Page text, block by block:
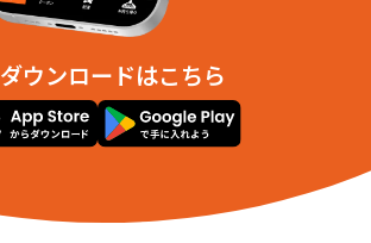
ダウンロードはこちら